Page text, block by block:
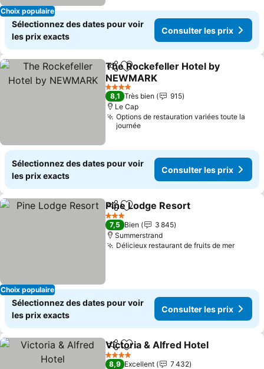
Choix populaire
Sélectionnez des dates pour voir
les prix exacts
Consulter les prix
PartagerAjouter à mes favoris
The Rockefeller Hotel by
NEWMARK
4 Étoiles
8,1 Très bien
915
Le Cap
Options de restauration variées toute la
journée
Sélectionnez des dates pour voir
les prix exacts
Consulter les prix
Choix populaire
PartagerAjouter à mes favoris
Pine Lodge Resort
3 Étoiles
7,5 Bien
3 845
Summerstrand
Délicieux restaurant de fruits de mer
Sélectionnez des dates pour voir
les prix exacts
Consulter les prix
PartagerAjouter à mes favoris
Victoria & Alfred Hotel
4 Étoiles
8,9 Excellent
7 432